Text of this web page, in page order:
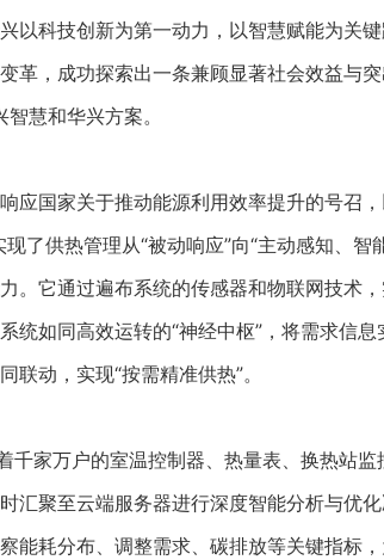
以科技创新为第一动力，以智慧赋能为关
革，成功探索出一条兼顾显著社会效益与
慧和华兴方案。
国家关于推动能源利用效率提升的号召，
了供热管理从“被动响应”向“主动感知、智
它通过遍布系统的传感器和物联网技术，
统如同高效运转的“神经中枢”，将需求信
动，实现“按需精准供热”。
万户的室温控制器、热量表、换热站监
汇聚至云端服务器进行深度智能分析与优
能耗分布、调整需求、碳排放等关键指标